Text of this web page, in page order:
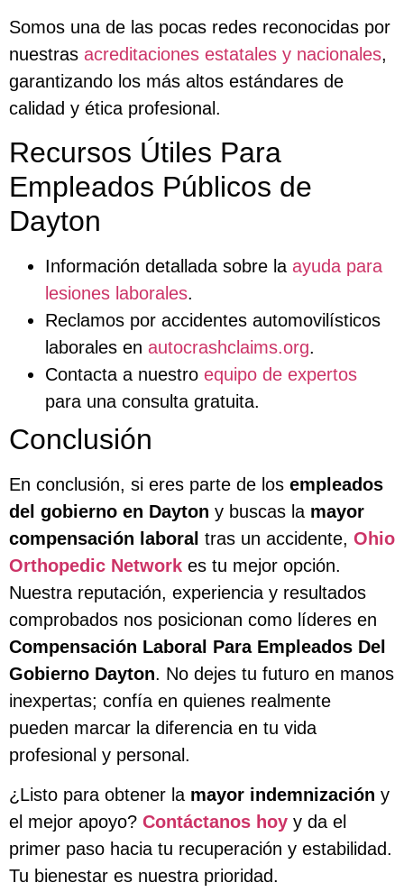
Somos una de las pocas redes reconocidas por
nuestras acreditaciones estatales y nacionales,
garantizando los más altos estándares de
calidad y ética profesional.
Recursos Útiles Para
Empleados Públicos de
Dayton
Información detallada sobre la ayuda para
lesiones laborales.
Reclamos por accidentes automovilísticos
laborales en autocrashclaims.org.
Contacta a nuestro equipo de expertos
para una consulta gratuita.
Conclusión
En conclusión, si eres parte de los empleados
del gobierno en Dayton y buscas la mayor
compensación laboral tras un accidente, Ohio
Orthopedic Network es tu mejor opción.
Nuestra reputación, experiencia y resultados
comprobados nos posicionan como líderes en
Compensación Laboral Para Empleados Del
Gobierno Dayton. No dejes tu futuro en manos
inexpertas; confía en quienes realmente
pueden marcar la diferencia en tu vida
profesional y personal.
¿Listo para obtener la mayor indemnización y
el mejor apoyo? Contáctanos hoy y da el
primer paso hacia tu recuperación y estabilidad.
Tu bienestar es nuestra prioridad.